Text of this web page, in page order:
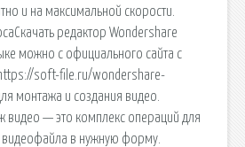
и на максимальной скорости.
редактор Wondershare
можно с официального сайта с
soft-file.ru/wondershare-
монтажа и создания видео.
видео — это комплекс операций для
в нужную форму.